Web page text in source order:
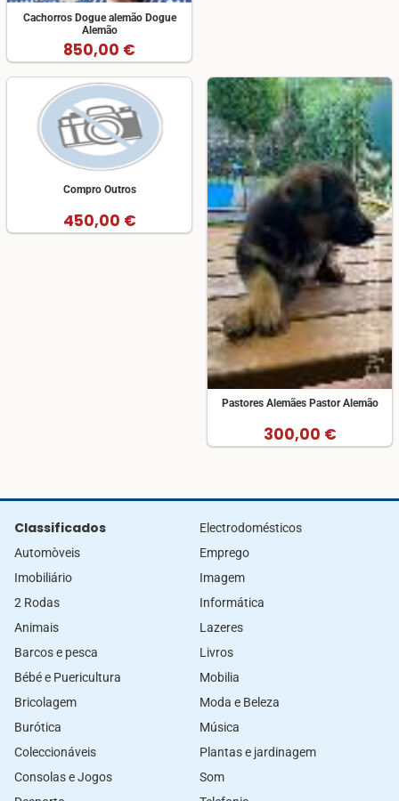
Cachorros Dogue alemão Dogue
Alemão
850,00 €
Compro Outros
450,00 €
Pastores Alemães Pastor Alemão
300,00 €
Classificados
Automòveis
Imobiliário
2 Rodas
Animais
Barcos e pesca
Bébé e Puericultura
Bricolagem
Burótica
Coleccionáveis
Consolas e Jogos
Electrodomésticos
Emprego
Imagem
Informática
Lazeres
Livros
Mobilia
Moda e Beleza
Música
Plantas e jardinagem
Som